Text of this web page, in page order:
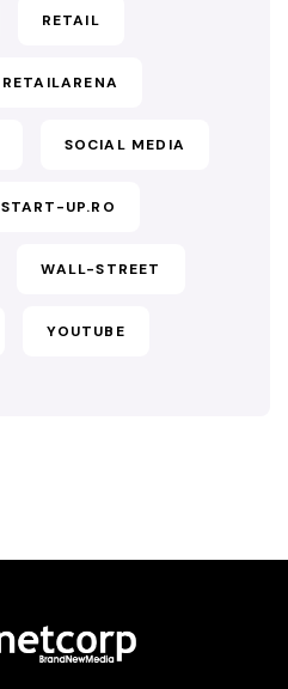
RETAIL
RETAILARENA
SOCIAL MEDIA
START-UP.RO
WALL-STREET
YOUTUBE